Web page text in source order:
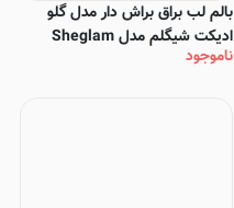
بالم لب براق براش دار مدل گلو
ادیکت شیگلم مدل Sheglam
Glow Addict Lip Balm
ناموجود